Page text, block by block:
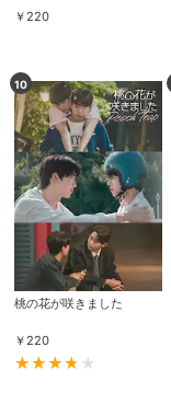
￥220
10
桃の花が咲きました
￥220